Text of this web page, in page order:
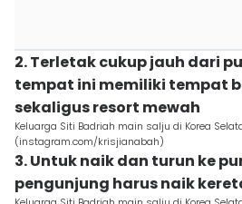
2. Terletak cukup jauh dari
tempat ini memiliki tempat
sekaligus resort mewah
Keluarga Siti Badriah main salju di Korea
(instagram.com/krisjianabah)
3. Untuk naik dan turun ke
pengunjung harus naik